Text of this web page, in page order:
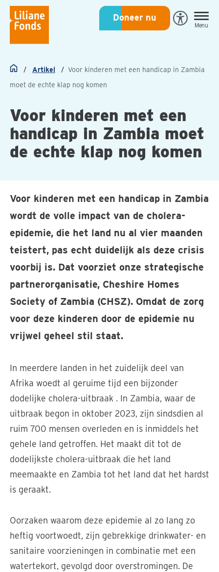
Liliane
Fonds
Doneer nu
Open
Menu
Home
Artikel
Voor kinderen met een handicap in Zambia
moet de echte klap nog komen
Voor kinderen met een
handicap in Zambia moet
de echte klap nog komen
Voor kinderen met een handicap in Zambia
wordt de volle impact van de cholera-
epidemie, die het land nu al vier maanden
teistert, pas echt duidelijk als deze crisis
voorbij is. Dat voorziet onze strategische
partnerorganisatie, Cheshire Homes
Society of Zambia (CHSZ). Omdat de zorg
voor deze kinderen door de epidemie nu
vrijwel geheel stil staat.
In meerdere landen in het zuidelijk deel van
Afrika woedt al geruime tijd een bijzonder
dodelijke cholera-uitbraak . In Zambia, waar de
uitbraak begon in oktober 2023, zijn sindsdien al
ruim 700 mensen overleden en is inmiddels het
gehele land getroffen. Het maakt dit tot de
dodelijkste cholera-uitbraak die het land
meemaakte en Zambia tot het land dat het hardst
is geraakt.
Oorzaken waarom deze epidemie al zo lang zo
heftig voortwoedt, zijn gebrekkige drinkwater- en
sanitaire voorzieningen in combinatie met een
watertekort, gevolgd door overstromingen. De